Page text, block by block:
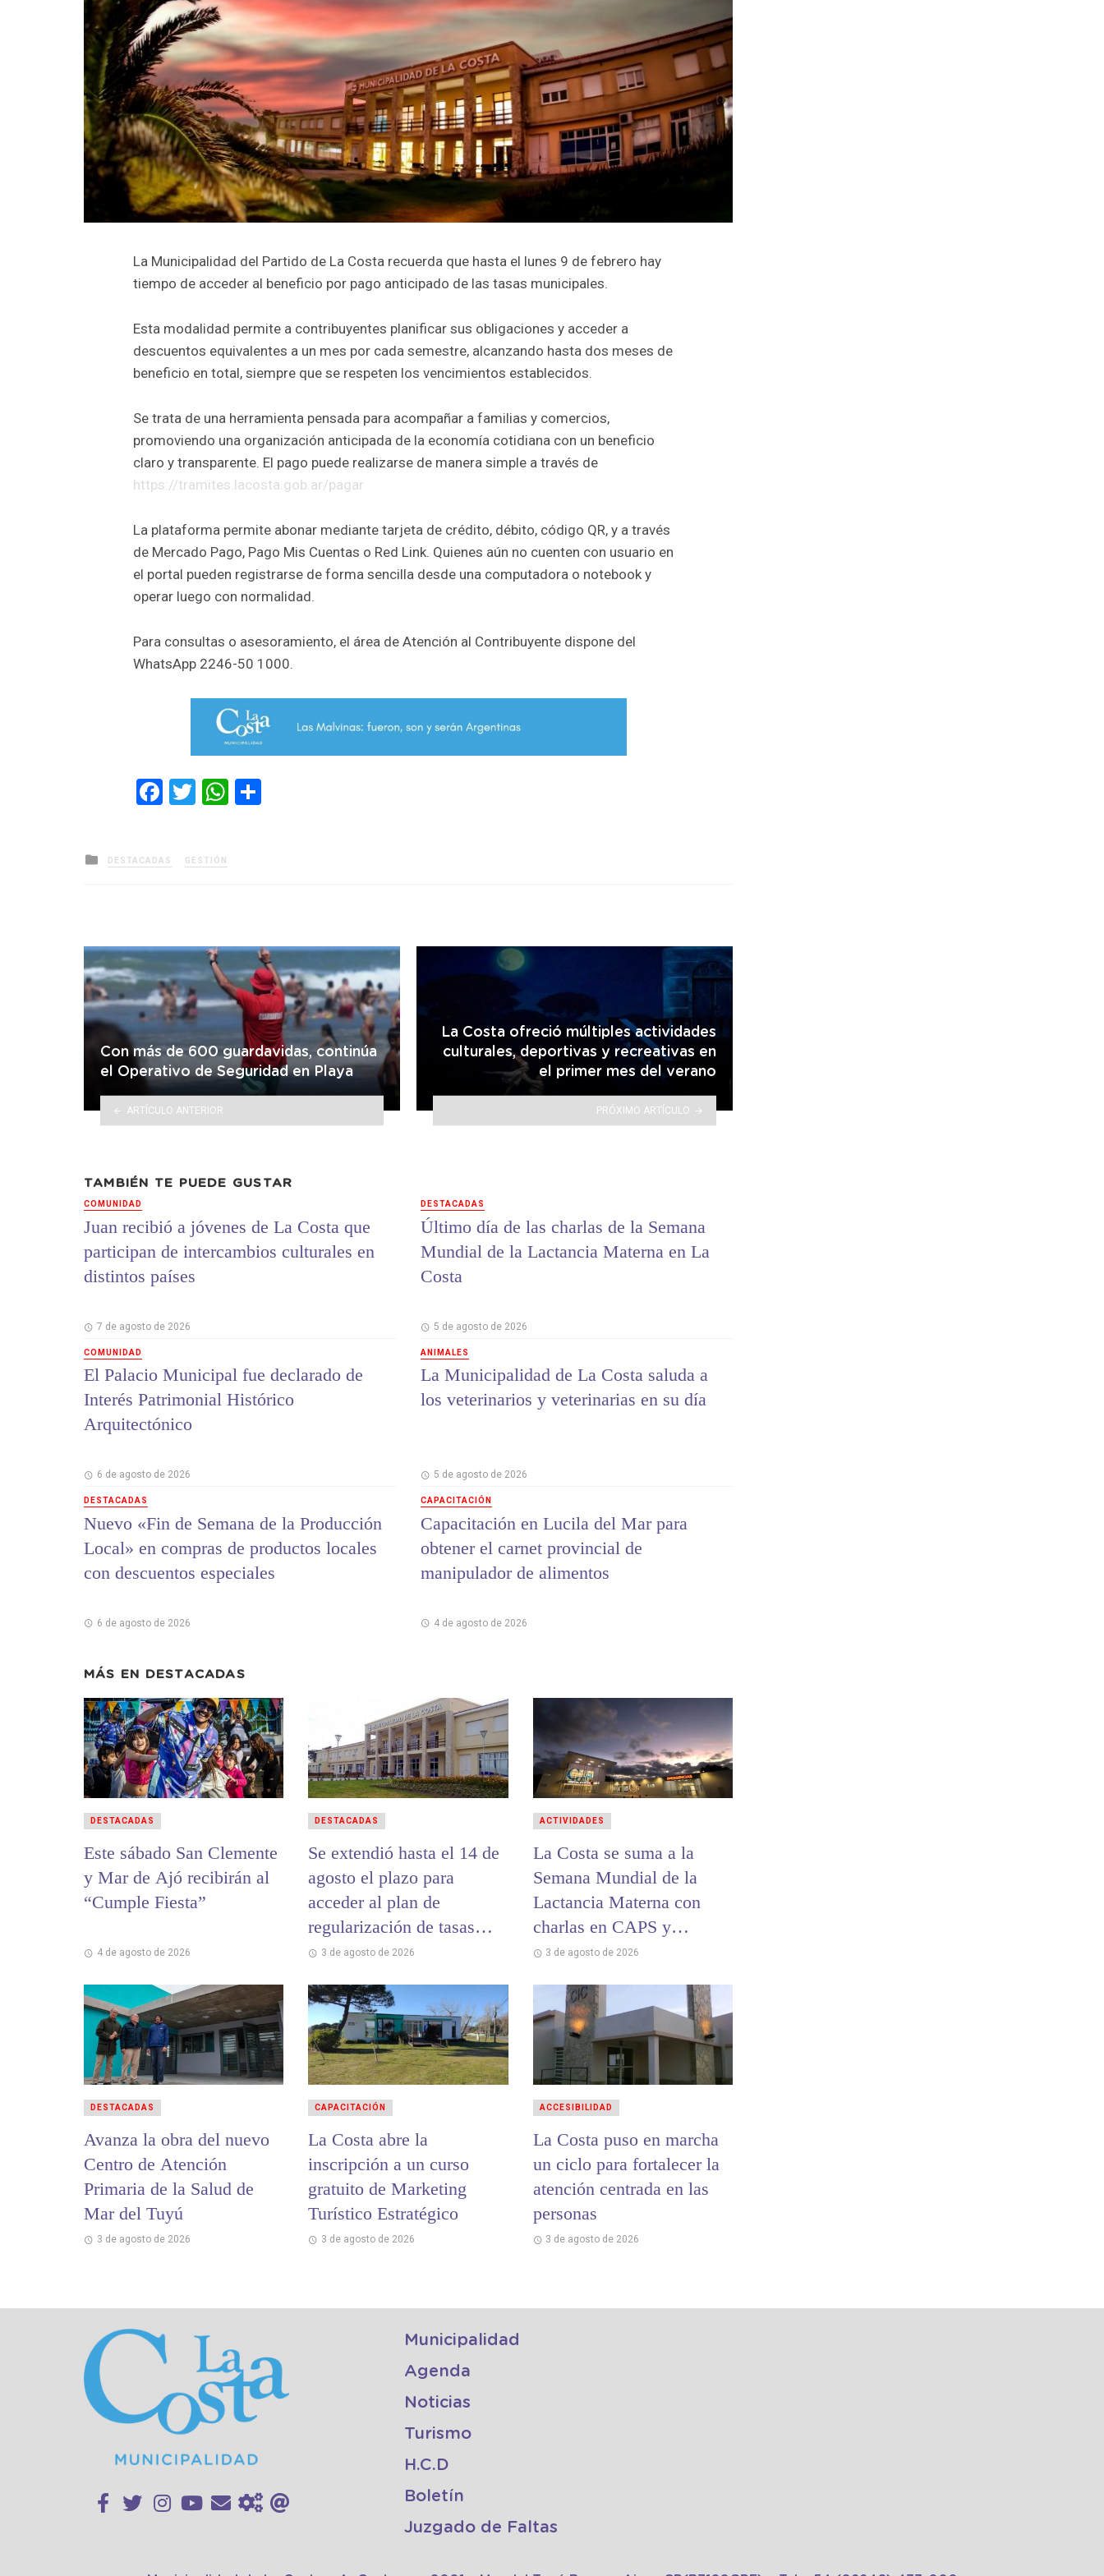
La Municipalidad del Partido de La Costa recuerda que hasta el lunes 9 de febrero hay
tiempo de acceder al beneficio por pago anticipado de las tasas municipales.
Esta modalidad permite a contribuyentes planificar sus obligaciones y acceder a
descuentos equivalentes a un mes por cada semestre, alcanzando hasta dos meses de
beneficio en total, siempre que se respeten los vencimientos establecidos.
Se trata de una herramienta pensada para acompañar a familias y comercios,
promoviendo una organización anticipada de la economía cotidiana con un beneficio
claro y transparente. El pago puede realizarse de manera simple a través de
https://tramites.lacosta.gob.ar/pagar
La plataforma permite abonar mediante tarjeta de crédito, débito, código QR, y a través
de Mercado Pago, Pago Mis Cuentas o Red Link. Quienes aún no cuenten con usuario en
el portal pueden registrarse de forma sencilla desde una computadora o notebook y
operar luego con normalidad.
Para consultas o asesoramiento, el área de Atención al Contribuyente dispone del
WhatsApp 2246-50 1000.
Facebook
TwitterWhatsApp
Posted
in
DESTACADAS GESTIÓN
Con más de 600 guardavidas, continúa
el Operativo de Seguridad en Playa
ARTÍCULO ANTERIOR
La Costa ofreció múltiples actividades
culturales, deportivas y recreativas en
el primer mes del verano
PRÓXIMO ARTÍCULO
TAMBIÉN TE PUEDE GUSTAR
COMUNIDAD
Juan recibió a jóvenes de La Costa que
participan de intercambios culturales en
distintos países
7 de agosto de 2026
COMUNIDAD
El Palacio Municipal fue declarado de
Interés Patrimonial Histórico
Arquitectónico
6 de agosto de 2026
DESTACADAS
Nuevo «Fin de Semana de la Producción
Local» en compras de productos locales
con descuentos especiales
6 de agosto de 2026
DESTACADAS
Último día de las charlas de la Semana
Mundial de la Lactancia Materna en La
Costa
5 de agosto de 2026
ANIMALES
La Municipalidad de La Costa saluda a
los veterinarios y veterinarias en su día
5 de agosto de 2026
CAPACITACIÓN
Capacitación en Lucila del Mar para
obtener el carnet provincial de
manipulador de alimentos
4 de agosto de 2026
MÁS EN DESTACADAS
Este sábado San Clemente
y Mar de Ajó recibirán al
“Cumple Fiesta”
4 de agosto de 2026
DESTACADAS
Se extendió hasta el 14 de
agosto el plazo para
acceder al plan de
regularización de tasas
municipales
3 de agosto de 2026
DESTACADAS
La Costa se suma a la
Semana Mundial de la
Lactancia Materna con
charlas en CAPS y
hospitales
3 de agosto de 2026
ACTIVIDADES
Avanza la obra del nuevo
Centro de Atención
Primaria de la Salud de
Mar del Tuyú
3 de agosto de 2026
DESTACADAS
La Costa abre la
inscripción a un curso
gratuito de Marketing
Turístico Estratégico
3 de agosto de 2026
CAPACITACIÓN
La Costa puso en marcha
un ciclo para fortalecer la
atención centrada en las
personas
3 de agosto de 2026
ACCESIBILIDAD
Municipalidad
Agenda
Noticias
Turismo
H.C.D
Boletín
Juzgado de Faltas